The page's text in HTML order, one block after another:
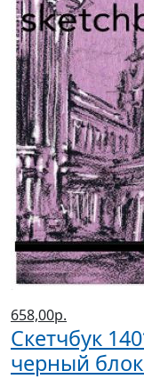
658,00р.
Скетчбук
черный